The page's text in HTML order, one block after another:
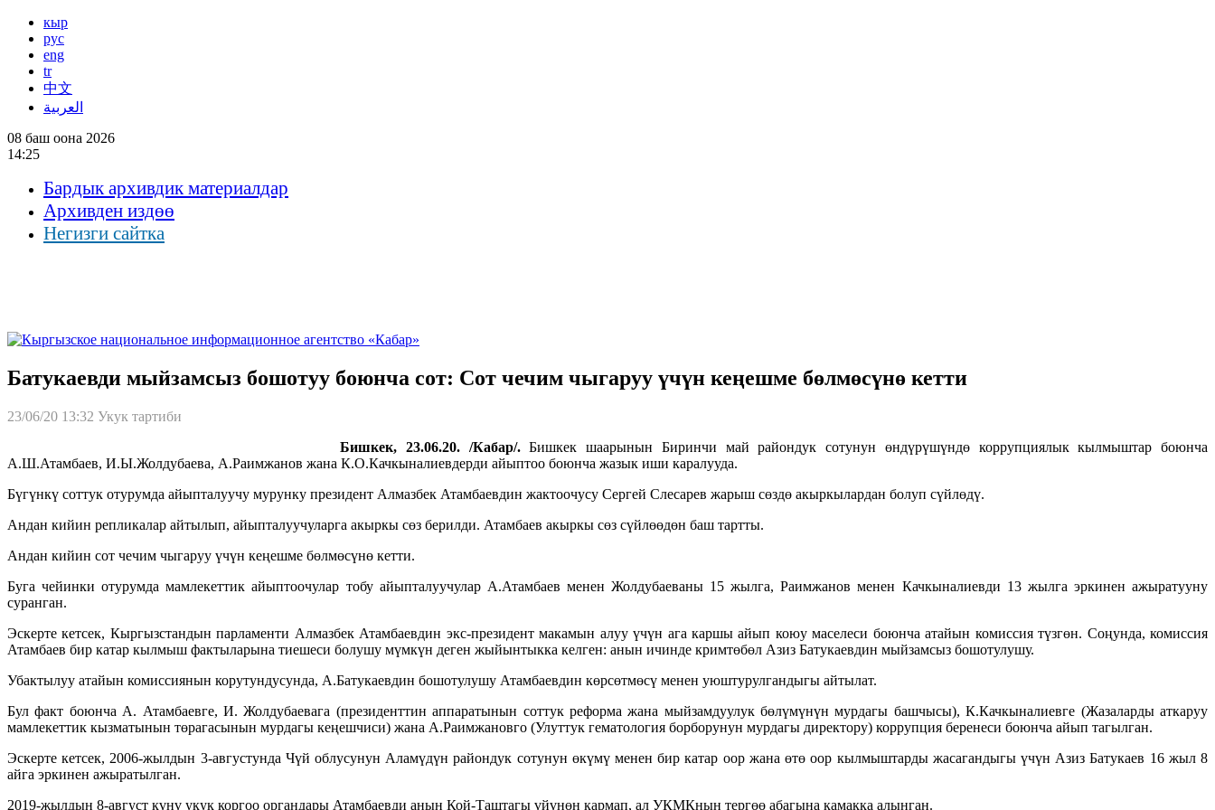
кыр
рус
eng
tr
中文
العربية
08 баш оона 2026
14:25
Бардык архивдик материалдар
Архивден издөө
Негизги сайтка
Батукаевди мыйзамсыз бошотуу боюнча сот: Сот чечим чыгаруу үчүн кеңешме бөлмөсүнө кетти
23/06/20 13:32 Укук тартиби
Бишкек, 23.06.20. /Кабар/.Бишкек шаарынын Биринчи май райондук сотунун өндүрүшүндө коррупциялык кылмыштар боюнча
А.Ш.Атамбаев, И.Ы.Жолдубаева, А.Раимжанов жана К.О.Качкыналиевдерди айыптоо боюнча жазык иши каралууда.
Бүгүнкү соттук отурумда айыпталуучу мурунку президент Алмазбек Атамбаевдин жактоочусу Сергей Слесарев жарыш сөздө акыркылардан болуп сүйлөдү.
Андан кийин репликалар айтылып, айыпталуучуларга акыркы сөз берилди. Атамбаев акыркы сөз сүйлөөдөн баш тартты.
Андан кийин сот чечим чыгаруу үчүн кеңешме бөлмөсүнө кетти.
Буга чейинки отурумда мамлекеттик айыптоочулар тобу айыпталуучулар А.Атамбаев менен Жолдубаеваны 15 жылга, Раимжанов менен Качкыналиевди 13 жылга эркинен ажыратууну
суранган.
Эскерте кетсек, Кыргызстандын парламенти Алмазбек Атамбаевдин экс-президент макамын алуу үчүн ага каршы айып коюу маселеси боюнча атайын комиссия түзгөн. Соңунда, комиссия
Атамбаев бир катар кылмыш фактыларына тиешеси болушу мүмкүн деген жыйынтыкка келген: анын ичинде кримтөбөл Азиз Батукаевдин мыйзамсыз бошотулушу.
Убактылуу атайын комиссиянын корутундусунда, А.Батукаевдин бошотулушу Атамбаевдин көрсөтмөсү менен уюштурулгандыгы айтылат.
Бул факт боюнча А. Атамбаевге, И. Жолдубаевага (президенттин аппаратынын соттук реформа жана мыйзамдуулук бөлүмүнүн мурдагы башчысы), К.Качкыналиевге (Жазаларды аткаруу
мамлекеттик кызматынын төрагасынын мурдагы кеңешчиси) жана А.Раимжановго (Улуттук гематология борборунун мурдагы директору) коррупция беренеси боюнча айып тагылган.
Эскерте кетсек, 2006-жылдын 3-августунда Чүй облусунун Аламүдүн райондук сотунун өкүмү менен бир катар оор жана өтө оор кылмыштарды жасагандыгы үчүн Азиз Батукаев 16 жыл 8
айга эркинен ажыратылган.
2019-жылдын 8-август күнү укук коргоо органдары Атамбаевди анын Кой-Таштагы үйүнөн кармап, ал УКМКнын тергөө абагына камакка алынган.